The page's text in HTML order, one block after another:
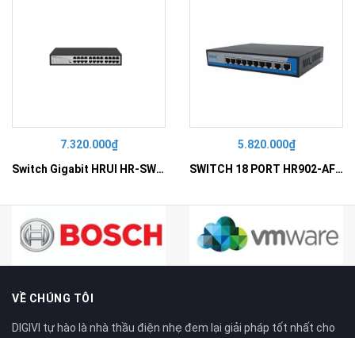
7.320.000₫
Switch Gigabit HRUI HR-SWG10240D
5.820.000₫
SWITCH 18 PORT HR902-AF162G-300 – Switch PoE 16 Cổng
VỀ CHÚNG TÔI
DIGIVI tự hào là nhà thầu điện nhẹ đem lại giải pháp tốt nhất cho